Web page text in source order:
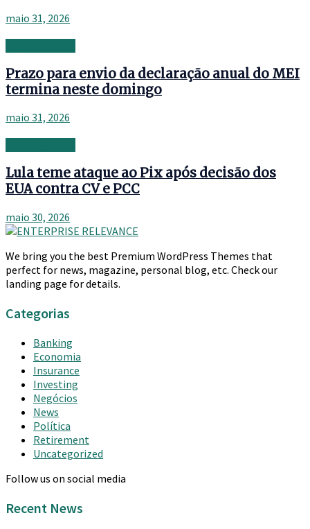
maio 31, 2026
Prazo para envio da declaração anual do MEI
termina neste domingo
maio 31, 2026
Lula teme ataque ao Pix após decisão dos
EUA contra CV e PCC
maio 30, 2026
We bring you the best Premium WordPress Themes that
perfect for news, magazine, personal blog, etc. Check our
landing page for details.
Categorias
Banking
Economia
Insurance
Investing
Negócios
News
Política
Retirement
Uncategorized
Follow us on social media
Recent News